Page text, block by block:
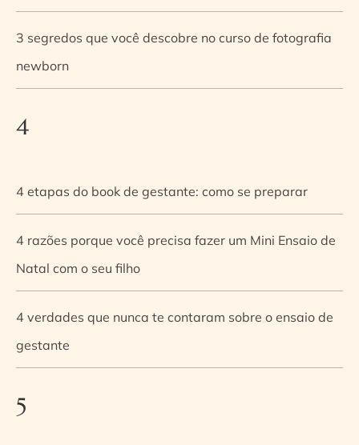
3 segredos que você descobre no curso de fotografia
newborn
4
4 etapas do book de gestante: como se preparar
4 razões porque você precisa fazer um Mini Ensaio de
Natal com o seu filho
4 verdades que nunca te contaram sobre o ensaio de
gestante
5